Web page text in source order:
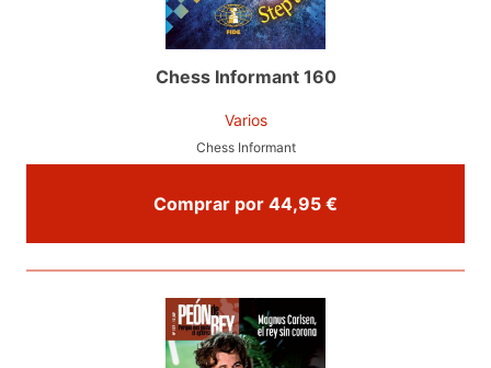
Chess Informant 160
Varios
Chess Informant
Comprar por 44,95 €